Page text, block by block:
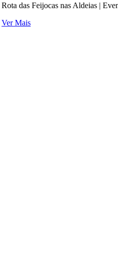
Rota das Feijocas nas Aldeias |
Ver Mais